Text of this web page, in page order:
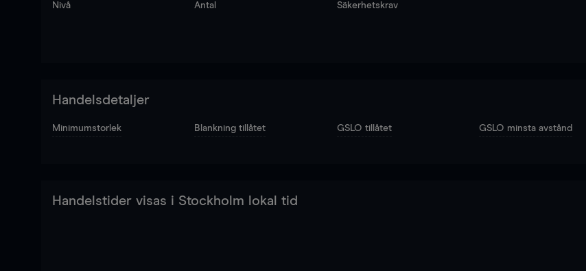
Nivå Antal Säkerhetskrav
Handelsdetaljer
Minimumstorlek Blankning tillåtet GSLO tillåtet GSLO minsta avstånd
Handelstider visas i Stockholm lokal tid